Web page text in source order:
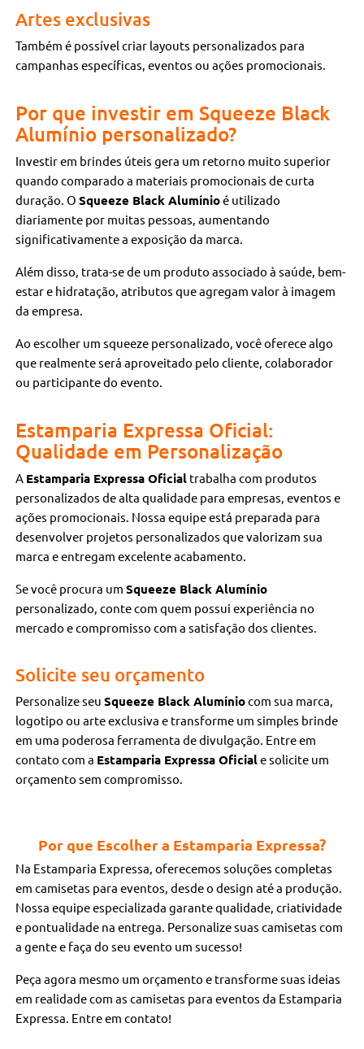
Artes exclusivas
Também é possível criar layouts personalizados para
campanhas específicas, eventos ou ações promocionais.
Por que investir em Squeeze Black
Alumínio personalizado?
Investir em brindes úteis gera um retorno muito superior
quando comparado a materiais promocionais de curta
duração. OSqueeze Black Alumínioé utilizado
diariamente por muitas pessoas, aumentando
significativamente a exposição da marca.
Além disso, trata-se de um produto associado à saúde, bem-
estar e hidratação, atributos que agregam valor à imagem
da empresa.
Ao escolher um squeeze personalizado, você oferece algo
que realmente será aproveitado pelo cliente, colaborador
ou participante do evento.
Estamparia Expressa Oficial:
Qualidade em Personalização
A Estamparia Expressa Oficial trabalha com produtos
personalizados de alta qualidade para empresas, eventos e
ações promocionais. Nossa equipe está preparada para
desenvolver projetos personalizados que valorizam sua
marca e entregam excelente acabamento.
Se você procura umSqueeze Black Alumínio
personalizado, conte com quem possui experiência no
mercado e compromisso com a satisfação dos clientes.
Solicite seu orçamento
Personalize seuSqueeze Black Alumíniocom sua marca,
logotipo ou arte exclusiva e transforme um simples brinde
em uma poderosa ferramenta de divulgação. Entre em
contato com a Estamparia Expressa Oficiale solicite um
orçamento sem compromisso.
Por que Escolher a Estamparia Expressa?
Na Estamparia Expressa, oferecemos soluções completas
em camisetas para eventos, desde o design até a produção.
Nossa equipe especializada garante qualidade, criatividade
e pontualidade na entrega. Personalize suas camisetas com
a gente e faça do seu evento um sucesso!
Peça agora mesmo um orçamento e transforme suas ideias
em realidade com as camisetas para eventos da Estamparia
Expressa. Entre em contato!